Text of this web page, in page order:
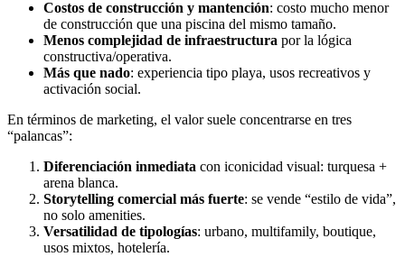
Costos de construcción y mantención: costo mucho menor
de construcción que una piscina del mismo tamaño.
Menos complejidad de infraestructura por la lógica
constructiva/operativa.
Más que nado: experiencia tipo playa, usos recreativos y
activación social.
En términos de marketing, el valor suele concentrarse en tres
“palancas”:
Diferenciación inmediata con iconicidad visual: turquesa +
arena blanca.
Storytelling comercial más fuerte: se vende “estilo de vida”,
no solo amenities.
Versatilidad de tipologías: urbano, multifamily, boutique,
usos mixtos, hotelería.